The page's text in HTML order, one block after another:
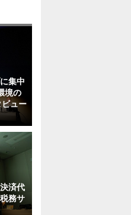
集中
境の
ュー
済代
務サ